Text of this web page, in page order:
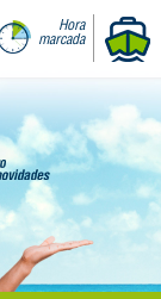
Hora
marcada